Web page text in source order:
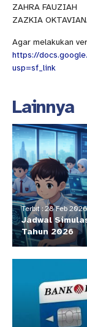
ZAHRA FAUZIAH
ZAZKIA
Agar melakukan
https://
usp=sf_link
Lainnya
Terbit : 28 Feb 2026
Jadwal
Tahun 2026